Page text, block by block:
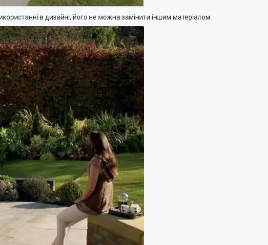
в дизайні, його не можна замінити іншим матеріалом.